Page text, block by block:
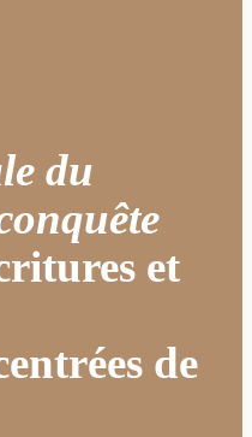
du
et
de